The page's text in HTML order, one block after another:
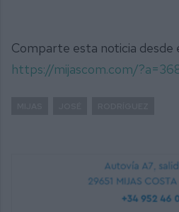
Comparte esta noticia desde
https://mijascom.com/